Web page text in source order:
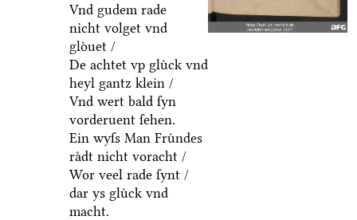
Vnd gudem rade
nicht volget vnd
gloͤuet /
De achtet vp gluͤck vnd
heyl gantz klein /
Vnd wert bald ſyn
vorderuent ſehen.
Ein wyſs Man Fruͤndes
raͤdt nicht voracht /
Wor veel rade ſynt /
dar ys gluͤck vnd
macht.